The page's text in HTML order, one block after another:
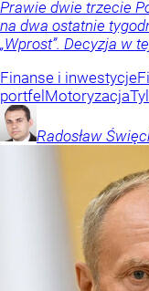
Prawie dwie trzecie
na dwa ostatnie
„Wprost”. Decyzja w
Finanse i inwestycje
portfelMotoryzacja
Radosław